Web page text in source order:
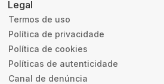
Legal
Termos de uso
Política de privacidade
Política de cookies
Políticas de autenticidade
Canal de denúncia